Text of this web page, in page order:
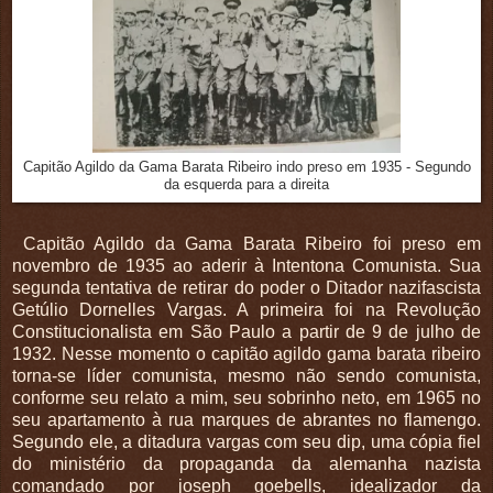
Capitão Agildo da Gama Barata Ribeiro indo preso em 1935 - Segundo
da esquerda para a direita
Capitão Agildo da Gama Barata Ribeiro foi preso em
novembro de 1935 ao aderir à Intentona Comunista. Sua
segunda tentativa de retirar do poder o Ditador nazifascista
Getúlio Dornelles Vargas. A primeira foi na Revolução
Constitucionalista em São Paulo a partir de 9 de julho de
1932. Nesse momento o capitão agildo gama barata ribeiro
torna-se líder comunista, mesmo não sendo comunista,
conforme seu relato a mim, seu sobrinho neto, em 1965 no
seu apartamento à rua marques de abrantes no flamengo.
Segundo ele, a ditadura vargas com seu dip, uma cópia fiel
do ministério da propaganda da alemanha nazista
comandado por joseph goebells, idealizador da